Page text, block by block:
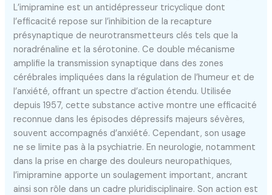
L’imipramine est un antidépresseur tricyclique dont
l’efficacité repose sur l’inhibition de la recapture
présynaptique de neurotransmetteurs clés tels que la
noradrénaline et la sérotonine. Ce double mécanisme
amplifie la transmission synaptique dans des zones
cérébrales impliquées dans la régulation de l’humeur et de
l’anxiété, offrant un spectre d’action étendu. Utilisée
depuis 1957, cette substance active montre une efficacité
reconnue dans les épisodes dépressifs majeurs sévères,
souvent accompagnés d’anxiété. Cependant, son usage
ne se limite pas à la psychiatrie. En neurologie, notamment
dans la prise en charge des douleurs neuropathiques,
l’imipramine apporte un soulagement important, ancrant
ainsi son rôle dans un cadre pluridisciplinaire. Son action est